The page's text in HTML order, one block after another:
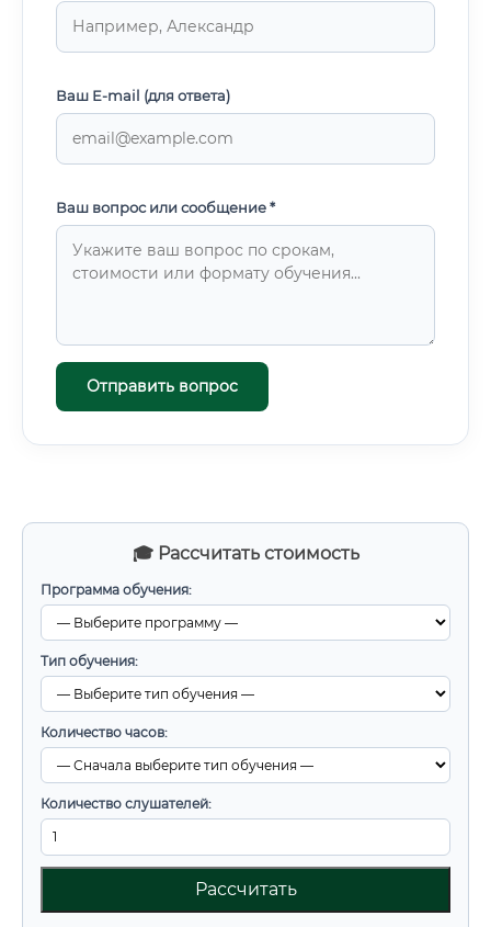
🎓 Рассчитать стоимость
Программа обучения:
Тип обучения:
Количество часов:
Количество слушателей:
Рассчитать
Ваш E-mail (для ответа)
Ваш вопрос или сообщение *
Отправить вопрос